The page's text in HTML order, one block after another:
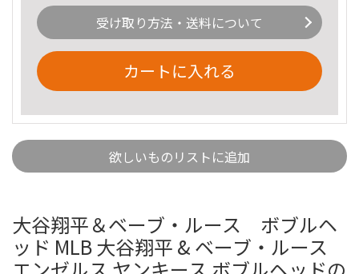
受け取り方法・送料について
カートに入れる
欲しいものリストに追加
大谷翔平＆ベーブ・ルース ボブルヘ
ッド MLB 大谷翔平 & ベーブ・ルース